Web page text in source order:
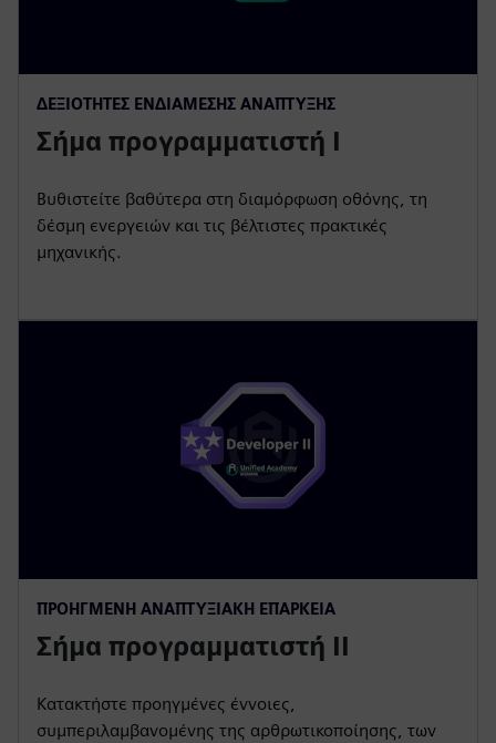
ΔΕΞΙΌΤΗΤΕΣ ΕΝΔΙΆΜΕΣΗΣ ΑΝΆΠΤΥΞΗΣ
Σήμα προγραμματιστή I
Βυθιστείτε βαθύτερα στη διαμόρφωση οθόνης, τη
δέσμη ενεργειών και τις βέλτιστες πρακτικές
μηχανικής.
ΠΡΟΗΓΜΈΝΗ ΑΝΑΠΤΥΞΙΑΚΉ ΕΠΆΡΚΕΙΑ
Σήμα προγραμματιστή II
Κατακτήστε προηγμένες έννοιες,
συμπεριλαμβανομένης της αρθρωτικοποίησης, των